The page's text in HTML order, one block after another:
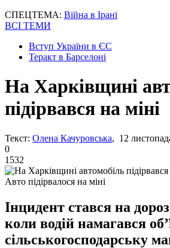
СПЕЦТЕМА: Війна в Ірані
ВСІ ТЕМИ
Вступ України в ЄС
Теракт в Барселоні
На Харківщині
підірвався на міні
Текст: Олена Качуровська, 12
0
1532
Авто підірвалося на міні
Інцидент стався на
коли водій намагався
сільськогосподарську